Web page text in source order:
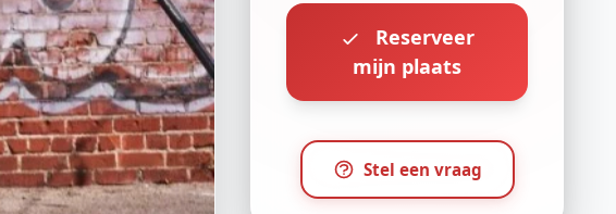
Reserveer
mijn plaats
Stel een vraag